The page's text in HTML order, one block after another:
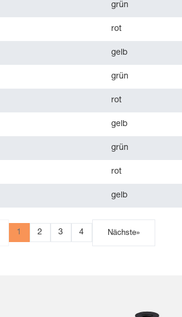
grün
rot
gelb
grün
rot
gelb
grün
rot
gelb
1 2 3 4 Nächste»